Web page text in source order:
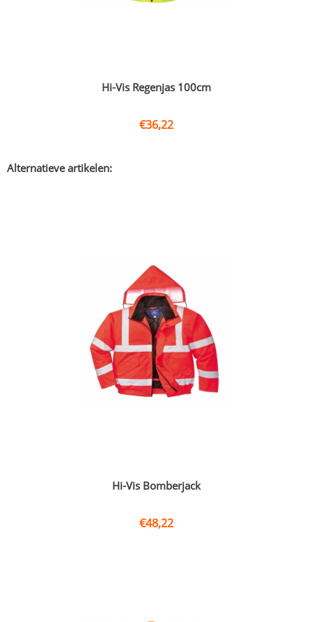
Hi-Vis Regenjas 100cm
€36,22
Alternatieve artikelen:
Hi-Vis Bomberjack
€48,22